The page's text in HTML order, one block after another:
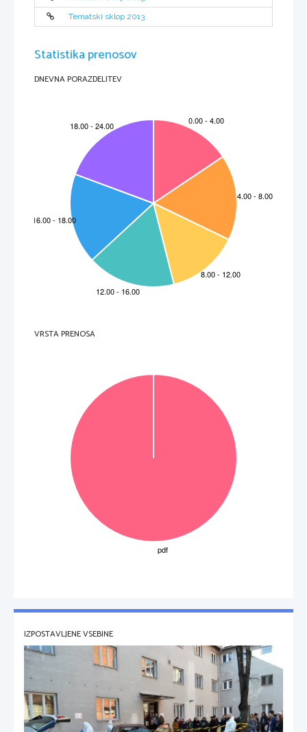
Tematski sklop 2013
Statistika prenosov
DNEVNA PORAZDELITEV
VRSTA PRENOSA
IZPOSTAVLJENE VSEBINE